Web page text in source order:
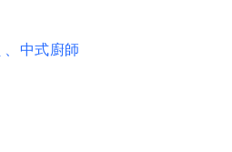
、中式廚師